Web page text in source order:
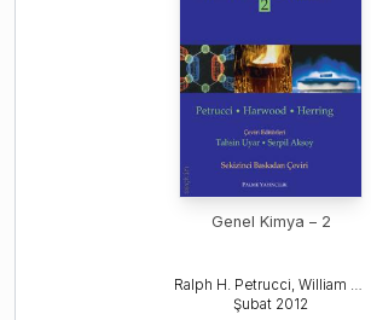
Genel Kimya – 2
Ralph H. Petrucci, William S. Harwood, F. Geoffrey Her
Şubat 2012